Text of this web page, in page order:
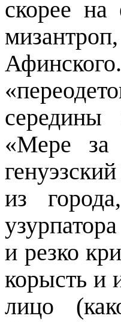
скорее
«Мере
из
и резко
корысть и
лицо